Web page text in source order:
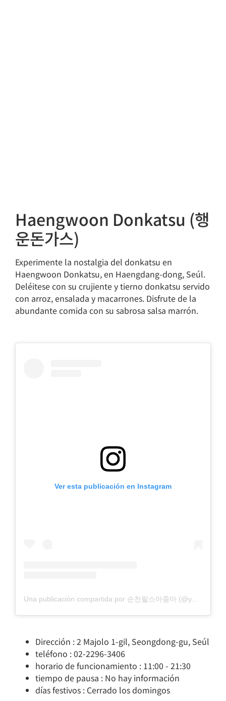
Haengwoon Donkatsu (행
운돈가스)
Experimente la nostalgia del donkatsu en
Haengwoon Donkatsu, en Haengdang-dong, Seúl.
Deléitese con su crujiente y tierno donkatsu servido
con arroz, ensalada y macarrones. Disfrute de la
abundante comida con su sabrosa salsa marrón.
Ver esta publicación en Instagram
Una publicación compartida por 순천릴스아줌마 (@yangseoyeong171)
Dirección : 2 Majolo 1-gil, Seongdong-gu, Seúl
teléfono : 02-2296-3406
horario de funcionamiento : 11:00 - 21:30
tiempo de pausa : No hay información
días festivos : Cerrado los domingos